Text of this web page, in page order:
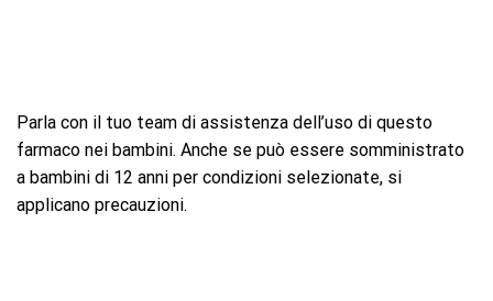
Parla con il tuo team di assistenza dell’uso di questo
farmaco nei bambini. Anche se può essere somministrato
a bambini di 12 anni per condizioni selezionate, si
applicano precauzioni.